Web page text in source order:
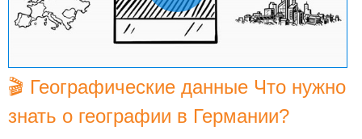
🎬 Географические данные Что нужно
знать о географии в Германии?